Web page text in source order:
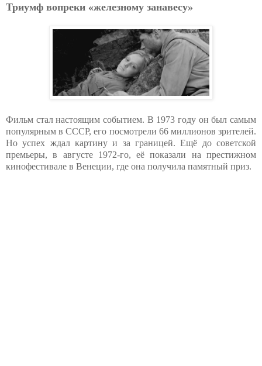
Триумф вопреки «железному занавесу»
Фильм стал настоящим событием. В 1973 году он был самым
популярным в СССР, его посмотрели 66 миллионов зрителей.
Но успех ждал картину и за границей. Ещё до советской
премьеры, в августе 1972-го, её показали на престижном
кинофестивале в Венеции, где она получила памятный приз.